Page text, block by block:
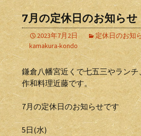
7月の定休日のお知らせ
2023年7月2日
定休日のお知
kamakura-kondo
鎌倉八幡宮近くで七五三やラン
作和料理近藤です。
7月の定休日のお知らせです
5日(水)